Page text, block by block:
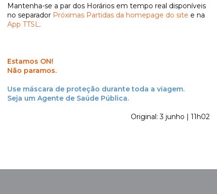
Mantenha-se a par dos Horários em tempo real disponíveis
no separador Próximas Partidas da homepage do site e na
App TTSL.
Estamos ON!
Não paramos.
Use máscara de proteção durante toda a viagem.
Seja um Agente de Saúde Pública.
Original: 3 junho | 11h02